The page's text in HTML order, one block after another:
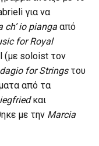
για να
ch’ io pianga από
for Royal
(με soloist τον
for Stringsτου
από τα
και
με την Marcia